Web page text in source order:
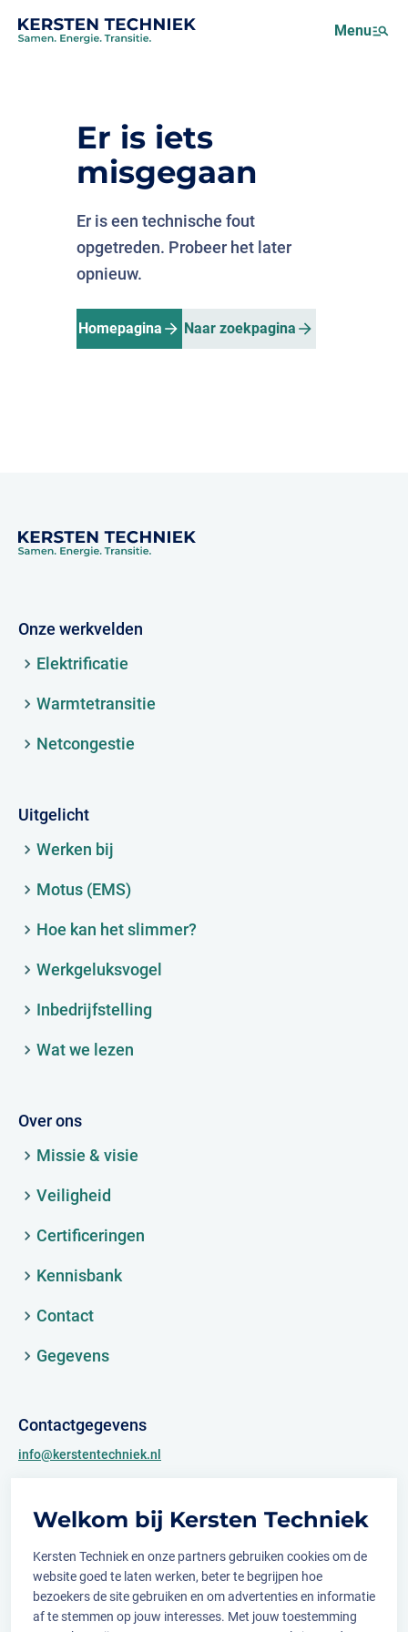
Welkom bij Kersten Techniek
Kersten Techniek en onze partners gebruiken cookies om de
website goed te laten werken, beter te begrijpen hoe
bezoekers de site gebruiken en om advertenties en informatie
af te stemmen op jouw interesses. Met jouw toestemming
Over ons
Projecten
Menu
Er is iets
misgegaan
Er is een technische fout
opgetreden. Probeer het later
opnieuw.
Homepagina Naar zoekpagina
Onze werkvelden
Elektrificatie
Warmtetransitie
Netcongestie
Uitgelicht
Werken bij
Motus (EMS)
Hoe kan het slimmer?
Werkgeluksvogel
Inbedrijfstelling
Wat we lezen
Over ons
Missie & visie
Veiligheid
Certificeringen
Kennisbank
Contact
Gegevens
Contactgegevens
info@kerstentechniek.nl
Archimedesweg 2
Volg ons op